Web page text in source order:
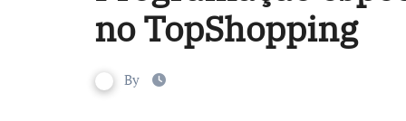
no TopShopping
By